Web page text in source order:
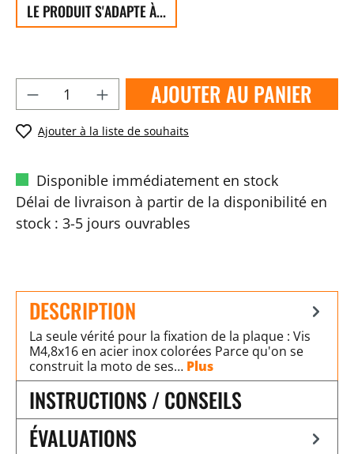
LE PRODUIT S'ADAPTE À...
AJOUTER AU PANIER
Ajouter à la liste de souhaits
Disponible immédiatement en stock
Délai de livraison à partir de la disponibilité en
stock : 3-5 jours ouvrables
DESCRIPTION
La seule vérité pour la fixation de la plaque : Vis
M4,8x16 en acier inox colorées Parce qu'on se
construit la moto de ses… Plus
INSTRUCTIONS / CONSEILS
ÉVALUATIONS